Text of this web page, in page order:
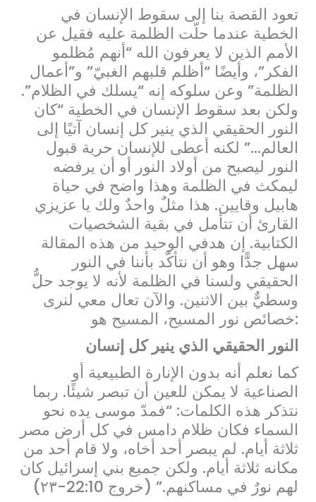
تعود القصة بنا إلى سقوط الإنسان في
الخطية عندما حلّت الظلمة عليه فقيل عن
الأمم الذين لا يعرفون الله “أنهم مُظلمو
الفكر”، وأيضًا “أظلم قلبهم الغبيّ” و”أعمال
الظلمة” وعن سلوكه إنه “يسلك في الظلام”.
ولكن بعد سقوط الإنسان في الخطية “كان
النور الحقيقي الذي ينير كل إنسان آتيًا إلى
العالم…” لكنه أعطى للإنسان حرية قبول
النور ليصبح من أولاد النور أو أن يرفضه
ليمكث في الظلمة وهذا واضح في حياة
هابيل وقايين. هذا مثلٌ واحدٌ ولك يا عزيزي
القارئ أن تتأمل في بقية الشخصيات
الكتابية. إن هدفي الوحيد من هذه المقالة
سهل جدًّا وهو أن نتأكّد بأننا في النور
الحقيقي ولسنا في الظلمة لأنه لا يوجد حلٌّ
وسطيٌّ بين الاثنين. والآن تعال معي لنرى
خصائص نور المسيح، المسيح هو:
النور الحقيقي الذي ينير كل إنسان
كما نعلم أنه بدون الإنارة الطبيعية أو
الصناعية لا يمكن للعين أن تبصر شيئًا. ربما
نتذكر هذه الكلمات: “فمدّ موسى يده نحو
السماء فكان ظلام دامس في كل أرض مصر
ثلاثة أيام. لم يبصر أحد أخاه، ولا قام أحد من
مكانه ثلاثة أيام. ولكن جميع بني إسرائيل كان
لهم نورٌ في مساكنهم.” (خروج 22:10-٢٣)